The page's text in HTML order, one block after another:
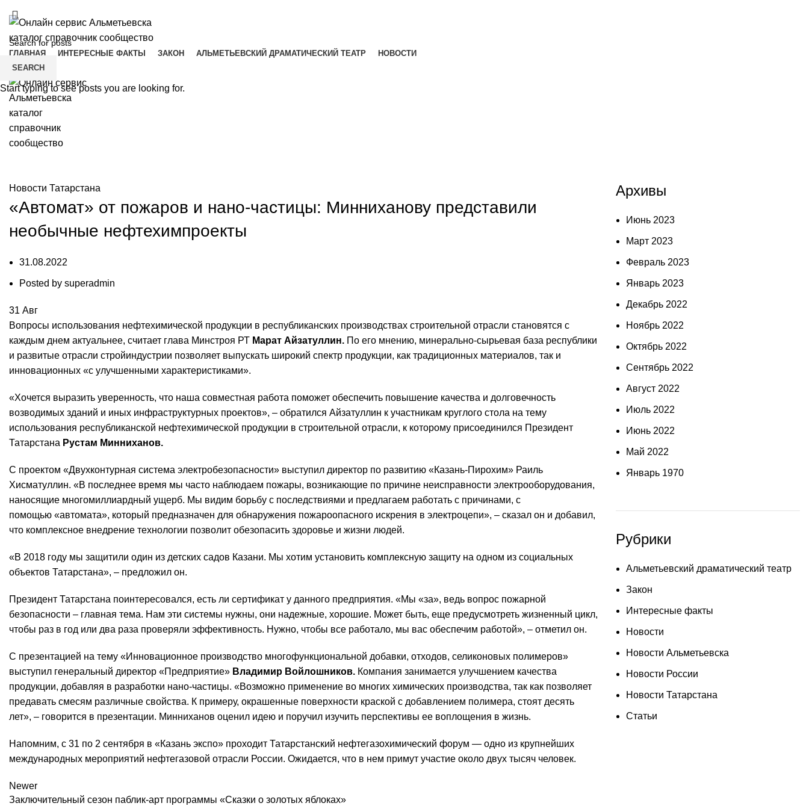
ГЛАВНАЯ ИНТЕРЕСНЫЕ ФАКТЫ ЗАКОН АЛЬМЕТЬЕВСКИЙ ДРАМАТИЧЕСКИЙ ТЕАТР НОВОСТИ
Menu
Новости Татарстана
«Автомат» от пожаров и нано-частицы: Минниханову представили
необычные нефтехимпроекты
31.08.2022
Posted by superadmin
31 Авг
Вопросы использования нефтехимической продукции в республиканских производствах строительной отрасли становятся с
каждым днем актуальнее, считает глава Минстроя РТ Марат Айзатуллин. По его мнению, минерально-сырьевая база республики
и развитые отрасли стройиндустрии позволяет выпускать широкий спектр продукции, как традиционных материалов, так и
инновационных «с улучшенными характеристиками».
«Хочется выразить уверенность, что наша совместная работа поможет обеспечить повышение качества и долговечность
возводимых зданий и иных инфраструктурных проектов», – обратился Айзатуллин к участникам круглого стола на тему
использования республиканской нефтехимической продукции в строительной отрасли, к которому присоединился Президент
Татарстана Рустам Минниханов.
С проектом «Двухконтурная система электробезопасности» выступил директор по развитию «Казань-Пирохим» Раиль
Хисматуллин. «В последнее время мы часто наблюдаем пожары, возникающие по причине неисправности электрооборудования,
наносящие многомиллиардный ущерб. Мы видим борьбу с последствиями и предлагаем работать с причинами, с
помощью «автомата», который предназначен для обнаружения пожароопасного искрения в электроцепи», – сказал он и добавил,
что комплексное внедрение технологии позволит обезопасить здоровье и жизни людей.
«В 2018 году мы защитили один из детских садов Казани. Мы хотим установить комплексную защиту на одном из социальных
объектов Татарстана», – предложил он.
Президент Татарстана поинтересовался, есть ли сертификат у данного предприятия. «Мы «за», ведь вопрос пожарной
безопасности – главная тема. Нам эти системы нужны, они надежные, хорошие. Может быть, еще предусмотреть жизненный цикл,
чтобы раз в год или два раза проверяли эффективность. Нужно, чтобы все работало, мы вас обеспечим работой», – отметил он.
С презентацией на тему «Инновационное производство многофункциональной добавки, отходов, селиконовых полимеров»
выступил генеральный директор «Предприятие» Владимир Войлошников. Компания занимается улучшением качества
продукции, добавляя в разработки нано-частицы. «Возможно применение во многих химических производства, так как позволяет
предавать смесям различные свойства. К примеру, окрашенные поверхности краской с добавлением полимера, стоят десять
лет», – говорится в презентации. Минниханов оценил идею и поручил изучить перспективы ее воплощения в жизнь.
Напомним, с 31 по 2 сентября в «Казань экспо» проходит Татарстанский нефтегазохимический форум — одно из крупнейших
международных мероприятий нефтегазовой отрасли России. Ожидается, что в нем примут участие около двух тысяч человек.
Newer
Заключительный сезон паблик-арт программы «Сказки о золотых яблоках»
Архивы
Июнь 2023
Март 2023
Февраль 2023
Январь 2023
Декабрь 2022
Ноябрь 2022
Октябрь 2022
Сентябрь 2022
Август 2022
Июль 2022
Июнь 2022
Май 2022
Январь 1970
Рубрики
Альметьевский драматический театр
Закон
Интересные факты
Новости
Новости Альметьевска
Новости России
Новости Татарстана
Статьи
SEARCH
Start typing to see posts you are looking for.